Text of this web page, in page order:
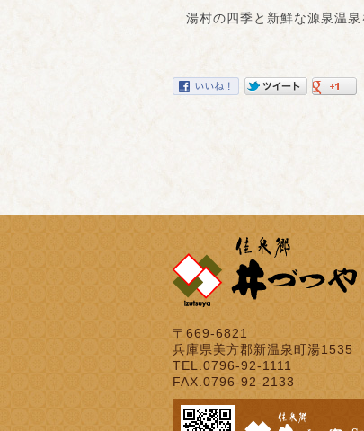
湯村の四季と新鮮な源泉温泉
〒669-6821
兵庫県美方郡新温泉町湯1535
TEL.0796-92-1111
FAX.0796-92-2133